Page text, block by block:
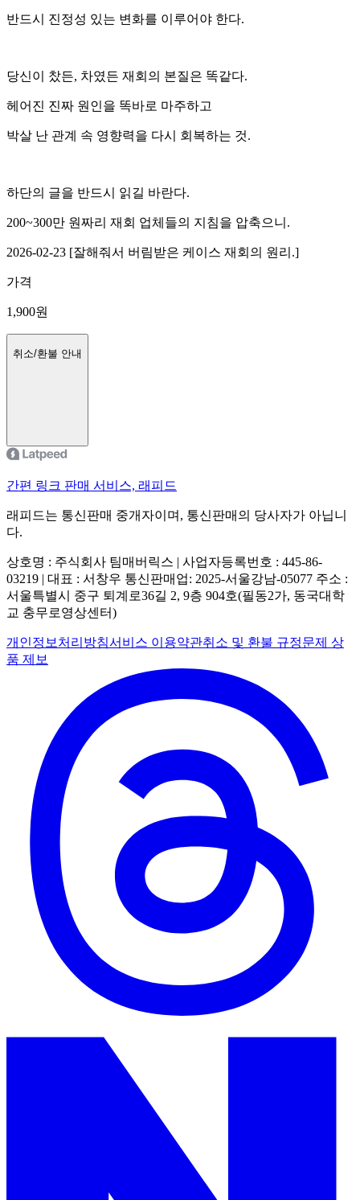
반드시 진정성 있는 변화를 이루어야 한다.
당신이 찼든, 차였든 재회의 본질은 똑같다.
헤어진 진짜 원인을 똑바로 마주하고
박살 난 관계 속 영향력을 다시 회복하는 것.
하단의 글을 반드시 읽길 바란다.
200~300만 원짜리 재회 업체들의 지침을 압축으니.
2026-02-23 [잘해줘서 버림받은 케이스 재회의 원리.]
가격
1,900원
취소/환불 안내
간편 링크 판매 서비스, 래피드
래피드는 통신판매 중개자이며, 통신판매의 당사자가 아닙니
다.
상호명 : 주식회사 팀매버릭스 | 사업자등록번호 : 445-86-
03219 | 대표 : 서창우 통신판매업: 2025-서울강남-05077 주소 :
서울특별시 중구 퇴계로36길 2, 9층 904호(필동2가, 동국대학
교 충무로영상센터)
개인정보처리방침서비스 이용약관취소 및 환불 규정문제 상
품 제보